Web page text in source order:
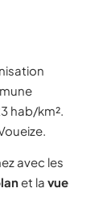
hab/km².
avec les
et la vue